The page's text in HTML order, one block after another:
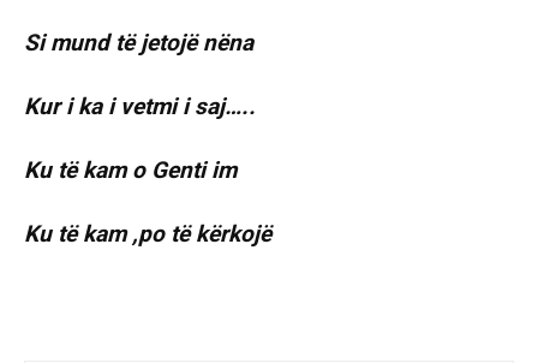
Si mund të jetojë nëna
Kur i ka i vetmi i saj…..
Ku të kam o Genti im
Ku të kam ,po të kërkojë